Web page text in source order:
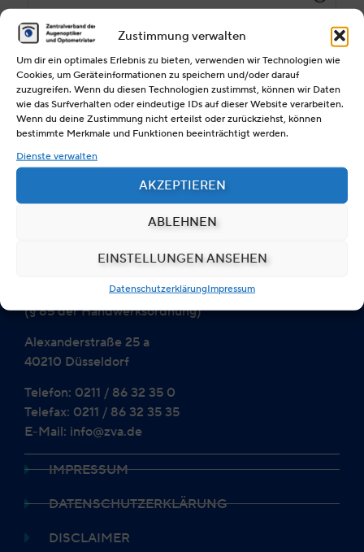
Zustimmung verwalten
Um dir ein optimales Erlebnis zu bieten, verwenden wir Technologien wie
Cookies, um Geräteinformationen zu speichern und/oder darauf
zuzugreifen. Wenn du diesen Technologien zustimmst, können wir Daten
wie das Surfverhalten oder eindeutige IDs auf dieser Website verarbeiten.
Wenn du deine Zustimmung nicht erteilst oder zurückziehst, können
bestimmte Merkmale und Funktionen beeinträchtigt werden.
Dienste verwalten
AKZEPTIEREN
ABLEHNEN
EINSTELLUNGEN ANSEHEN
DatenschutzerklärungImpressum
Angemeldet bleiben
REGISTRIEREN
Passwort vergessen?
Zentralverband der Augenoptiker
Bundesinnungsverband
(§ 85 der Handwerksordnung)
Alexanderstraße 25 a
40210 Düsseldorf
Telefon: 0211 / 86 32 35 0
Telefax: 0211 / 86 32 35 35
E-Mail: info@zva.de
IMPRESSUM
DATENSCHUTZERKLÄRUNG
DISCLAIMER